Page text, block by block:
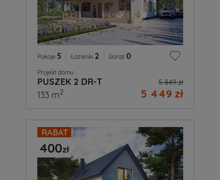
Pokoje 5 Łazienki 2 Garaż 0
Projekt domu
PUSZEK 2 DR-T 5 849 zł
5 449 zł
133 m2